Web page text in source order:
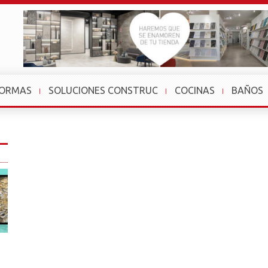
SOLUCIONES CONSTRUC COCINAS BAÑOS